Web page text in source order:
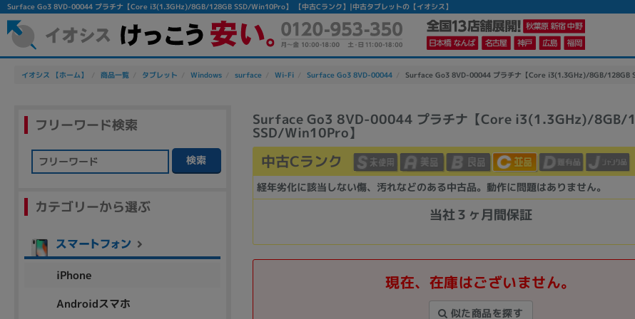
Surface Go3 8VD-00044 プラチナ【Core i3(1.3GHz)/8GB/128GB SSD/Win10Pro】 【中古Cランク】|中古タブレットの【イオシス】
イオシス 【ホーム】 商品一覧 タブレット Windows surface Wi-Fi Surface Go3 8VD-00044 Surface Go3 8VD-00044 プラチナ【Core i3(1.3GHz)/8GB/128GB
Surface Go3 8VD-00044 プラチナ【Core i3(1.3GHz)/8GB/
SSD/Win10Pro】
中古Cランク
経年劣化に該当しない傷、汚れなどのある中古品。動作に問題はありません。
当社３ヶ月間保証
現在、在庫はございません。
似た商品を探す
フリーワード検索
検索
カテゴリーから選ぶ
iPhone
Androidスマホ
かんたんパソコン検索に切り替える
除外ワード
人気の検索ワード：Let's note EliteBook
カテゴリー
ノートPC デスクPC
メーカー